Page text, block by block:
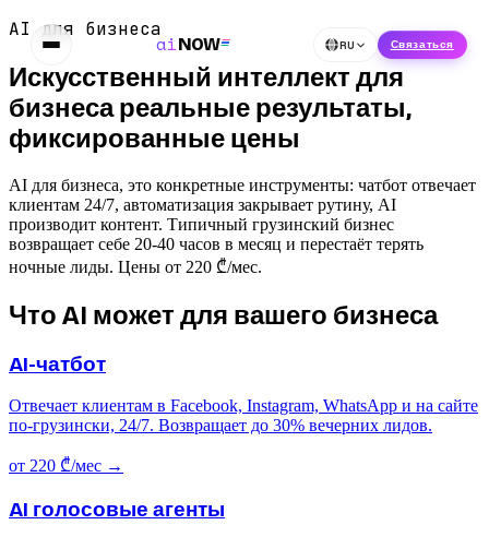
aiNOW RU Связаться
AI для бизнеса
Искусственный интеллект для
бизнеса реальные результаты,
фиксированные цены
AI для бизнеса, это конкретные инструменты: чатбот отвечает
клиентам 24/7, автоматизация закрывает рутину, AI
производит контент. Типичный грузинский бизнес
возвращает себе 20-40 часов в месяц и перестаёт терять
ночные лиды. Цены от 220 ₾/мес.
Что AI может для вашего бизнеса
AI-чатбот
Отвечает клиентам в Facebook, Instagram, WhatsApp и на сайте
по-грузински, 24/7. Возвращает до 30% вечерних лидов.
от 220 ₾/мес →
AI голосовые агенты